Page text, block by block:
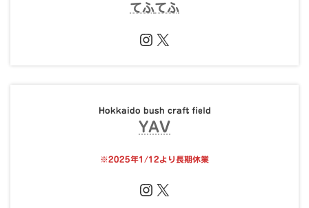
てふてふ
Instagram
X
Hokkaido bush craft field
YAV
※2025年1/12より長期休業
Instagram
X